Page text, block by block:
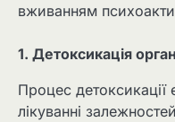
вживанням
1. Детоксикація
Процес
лікуванні